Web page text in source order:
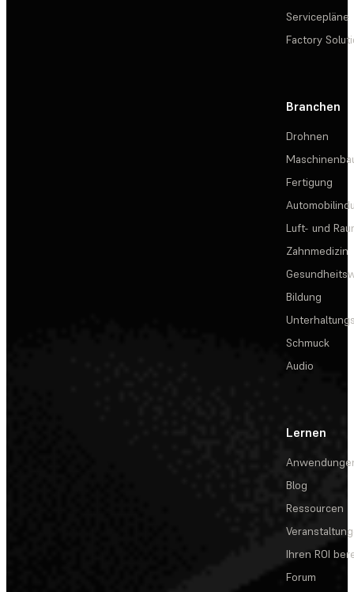
Servicepläne
Factory
Branchen
Drohnen
Fertigung
Luft- und
Zahnmedizin
Bildung
Schmuck
Audio
Lernen
Blog
Ressourcen
Ihren ROI
Forum